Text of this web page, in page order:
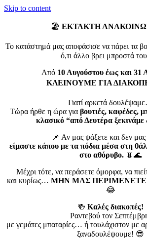
Skip to content
🏖️ ΕΚΤΑΚΤΗ
Το κατάστημά μας αποφάσισε να πάρει τα
ό,τι άλλο βρει μπροστά
Από 10 Αυγούστου έως και 31
ΚΛΕΙΝΟΥΜΕ ΓΙΑ
Γιατί αρκετά
Τώρα ήρθε η ώρα για βουτιές, καφέδες,
κλασικό “από Δευτέρα ξεκινάμε
📌 Αν μας ψάξετε και δεν μας
είμαστε κάπου με τα πόδια μέσα στη
στο αθόρυβο. 📵🌊
Μέχρι τότε, να περάσετε όμορφα, να
και κυρίως… ΜΗΝ ΜΑΣ
😂
🍻 Καλές διακοπές!
Ραντεβού τον
με γεμάτες μπαταρίες… ή τουλάχιστον με
ξαναδουλέψουμε! 😎